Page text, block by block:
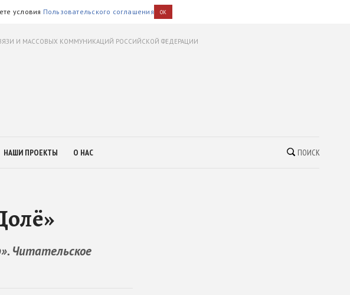
условия Пользовательского соглашения OK
И МАССОВЫХ КОММУНИКАЦИЙ РОССИЙСКОЙ ФЕДЕРАЦИИ
НАШИ ПРОЕКТЫ О НАС ПОИСК
Читательское